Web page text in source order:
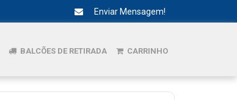
Enviar Mensagem!
BALCÕES DE RETIRADA CARRINHO